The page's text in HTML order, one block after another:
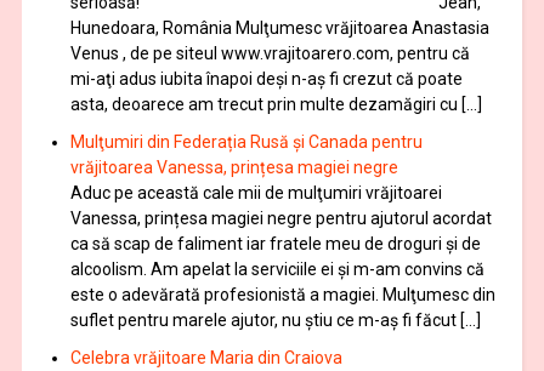
Hunedoara, România Mulţumesc vrăjitoarea Anastasia
Venus , de pe siteul www.vrajitoarero.com, pentru că
mi-aţi adus iubita înapoi deşi n-aş fi crezut că poate
asta, deoarece am trecut prin multe dezamăgiri cu […]
Mulţumiri din Federația Rusă și Canada pentru
vrăjitoarea Vanessa, prințesa magiei negre
Aduc pe această cale mii de mulţumiri vrăjitoarei
Vanessa, prințesa magiei negre pentru ajutorul acordat
ca să scap de faliment iar fratele meu de droguri și de
alcoolism. Am apelat la serviciile ei şi m-am convins că
este o adevărată profesionistă a magiei. Mulţumesc din
suflet pentru marele ajutor, nu știu ce m-aș fi făcut […]
Celebra vrăjitoare Maria din Craiova